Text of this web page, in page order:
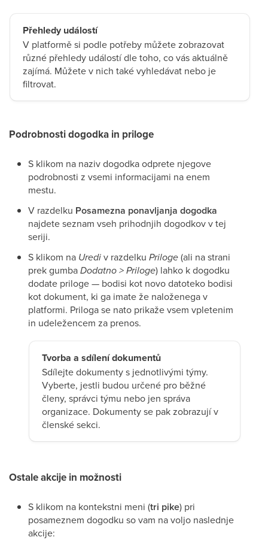
Přehledy událostí
V platformě si podle potřeby můžete zobrazovat
různé přehledy událostí dle toho, co vás aktuálně
zajímá. Můžete v nich také vyhledávat nebo je
filtrovat.
Podrobnosti dogodka in priloge
S klikom na naziv dogodka odprete njegove
podrobnosti z vsemi informacijami na enem
mestu.
V razdelku Posamezna ponavljanja dogodka
najdete seznam vseh prihodnjih dogodkov v tej
seriji.
S klikom na Urediv razdelku Priloge(ali na strani
prek gumbaDodatno > Priloge) lahko k dogodku
dodate priloge — bodisi kot novo datoteko bodisi
kot dokument, ki ga imate že naloženega v
platformi. Priloga se nato prikaže vsem vpletenim
in udeležencem za prenos.
Tvorba a sdílení dokumentů
Sdílejte dokumenty s jednotlivými týmy.
Vyberte, jestli budou určené pro běžné
členy, správci týmu nebo jen správa
organizace. Dokumenty se pak zobrazují v
členské sekci.
Ostale akcije in možnosti
S klikom na kontekstni meni (tri pike) pri
posameznem dogodku so vam na voljo naslednje
akcije: